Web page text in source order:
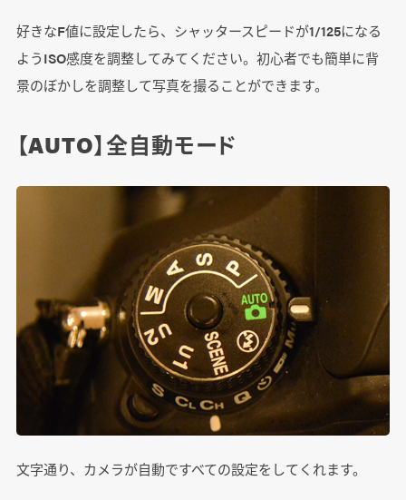
好きなF値に設定したら、シャッタースピードが1/125になる
ようISO感度を調整してみてください。初心者でも簡単に背
景のぼかしを調整して写真を撮ることができます。
【AUTO】全自動モード
文字通り、カメラが自動ですべての設定をしてくれます。